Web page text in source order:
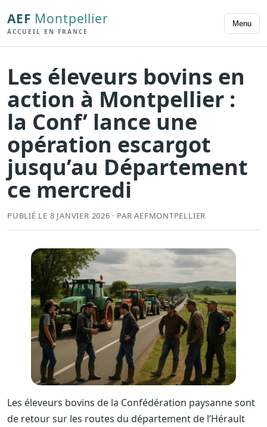
AEF Montpellier
ACCUEIL EN FRANCE
Menu
Les éleveurs bovins en
action à Montpellier :
la Conf’ lance une
opération escargot
jusqu’au Département
ce mercredi
PUBLIÉ LE 8 JANVIER 2026 · PAR AEFMONTPELLIER
Les éleveurs bovins de la Confédération paysanne sont
de retour sur les routes du département de l’Hérault